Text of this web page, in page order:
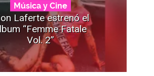
Música y Cine
Laferte estrenó el
“Femme Fatale
Vol. 2”